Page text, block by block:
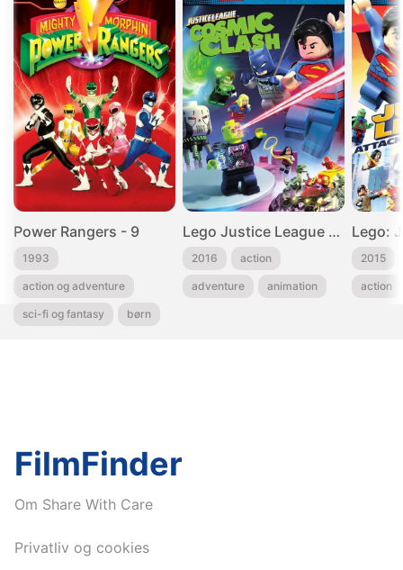
Power Rangers - 9
1993
action og adventure
sci-fi og fantasy børn
Lego Justice League Cosmic Clash
2016 action
adventure animation
2015
action
FilmFinder
Om Share With Care
Privatliv og cookies